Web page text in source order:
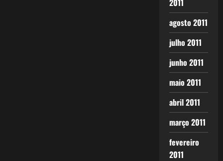
2011
agosto 2011
julho 2011
junho 2011
maio 2011
abril 2011
março 2011
fevereiro
2011